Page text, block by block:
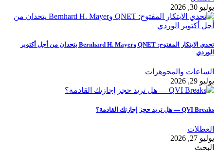
يوليو 30, 2026
تحدي الابتكار المفتوح: QNET وBernhard H. Mayer يتحدان من أجل أكتوبر
الوردي
الساعات والمجوهرات
يوليو 29, 2026
QVI Breaks — هل تريد حجز إجازتك القادمة؟
العطلات
يوليو 27, 2026
البحث